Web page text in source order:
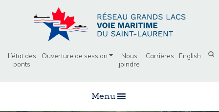
L’état des
ponts
Ouverture de session
Nous
joindre
Carrières English
Menu